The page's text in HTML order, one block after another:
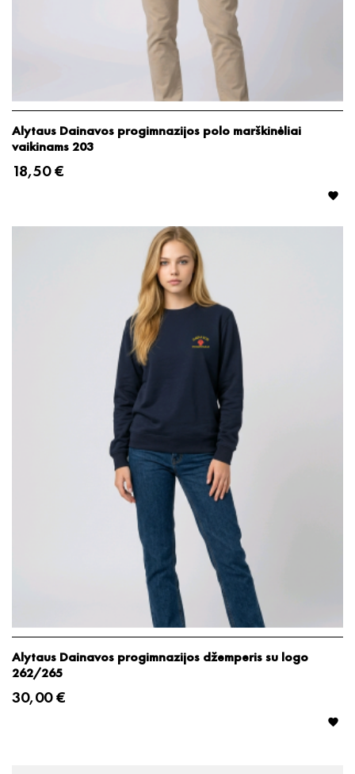
Alytaus Dainavos progimnazijos polo marškinėliai
vaikinams 203
18,50 €

Alytaus Dainavos progimnazijos džemperis su logo
262/265
30,00 €
